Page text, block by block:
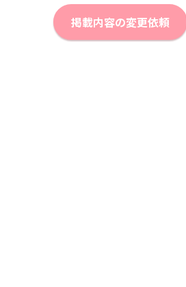
掲載内容の変更依頼